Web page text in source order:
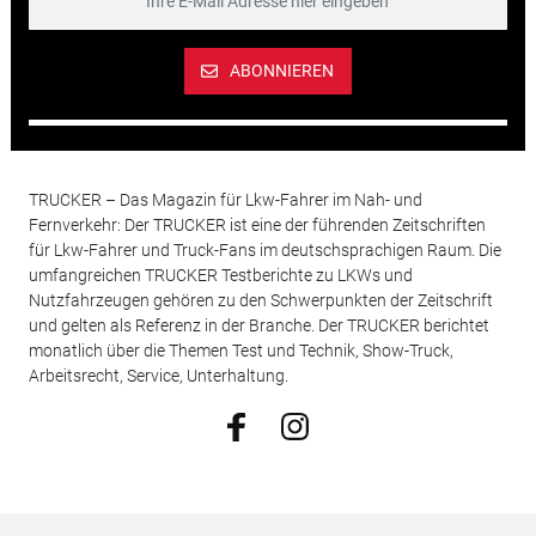
ABONNIEREN
TRUCKER – Das Magazin für Lkw-Fahrer im Nah- und
Fernverkehr: Der TRUCKER ist eine der führenden Zeitschriften
für Lkw-Fahrer und Truck-Fans im deutschsprachigen Raum. Die
umfangreichen TRUCKER Testberichte zu LKWs und
Nutzfahrzeugen gehören zu den Schwerpunkten der Zeitschrift
und gelten als Referenz in der Branche. Der TRUCKER berichtet
monatlich über die Themen Test und Technik, Show-Truck,
Arbeitsrecht, Service, Unterhaltung.